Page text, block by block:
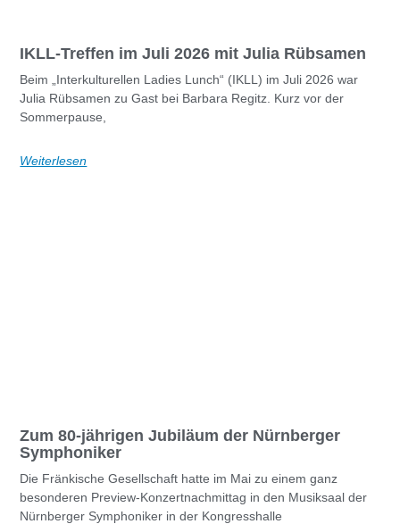
IKLL-Treffen im Juli 2026 mit Julia Rübsamen
Beim „Interkulturellen Ladies Lunch“ (IKLL) im Juli 2026 war
Julia Rübsamen zu Gast bei Barbara Regitz. Kurz vor der
Sommerpause,
Weiterlesen
Zum 80-jährigen Jubiläum der Nürnberger
Symphoniker
Die Fränkische Gesellschaft hatte im Mai zu einem ganz
besonderen Preview-Konzertnachmittag in den Musiksaal der
Nürnberger Symphoniker in der Kongresshalle